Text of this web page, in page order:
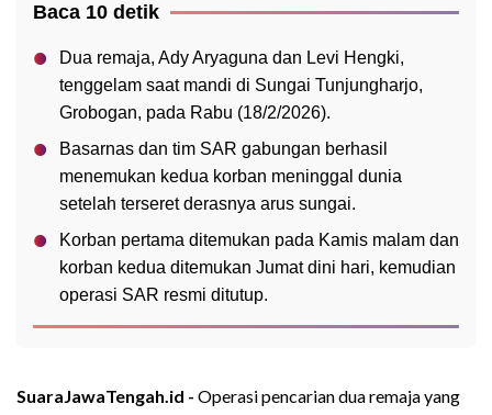
Baca 10 detik
Dua remaja, Ady Aryaguna dan Levi Hengki,
tenggelam saat mandi di Sungai Tunjungharjo,
Grobogan, pada Rabu (18/2/2026).
Basarnas dan tim SAR gabungan berhasil
menemukan kedua korban meninggal dunia
setelah terseret derasnya arus sungai.
Korban pertama ditemukan pada Kamis malam dan
korban kedua ditemukan Jumat dini hari, kemudian
operasi SAR resmi ditutup.
SuaraJawaTengah.id - Operasi pencarian dua remaja yang